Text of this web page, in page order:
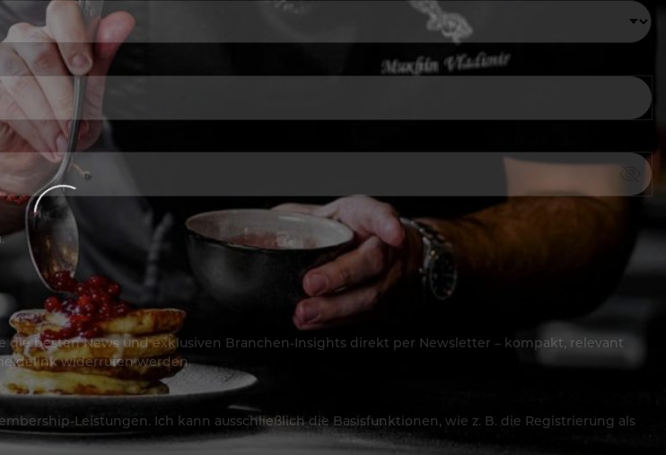
die besten News und exklusiven Branchen-Insights direkt per Newsletter – kompakt, relevant
widerrufen werden.
Leistungen. Ich kann ausschließlich die Basisfunktionen, wie z. B. die Registrierung als